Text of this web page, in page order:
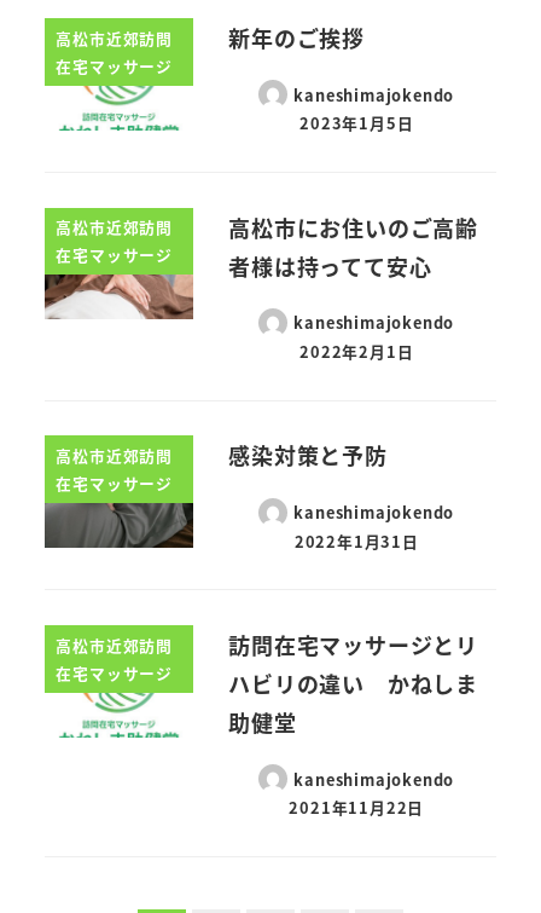
高松市近郊訪問
在宅マッサージ
新年のご挨拶
kaneshimajokendo
2023年1月5日
高松市近郊訪問
在宅マッサージ
高松市にお住いのご高齢
者様は持ってて安心
kaneshimajokendo
2022年2月1日
高松市近郊訪問
在宅マッサージ
感染対策と予防
kaneshimajokendo
2022年1月31日
高松市近郊訪問
在宅マッサージ
訪問在宅マッサージとリ
ハビリの違い かねしま
助健堂
kaneshimajokendo
2021年11月22日